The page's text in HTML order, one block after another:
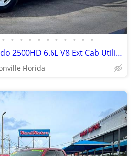
• • • • • • • • • • •
2020 Chevrolet Silverado 2500HD 6.6L V8 Ext Cab Utility Body Work Tru
Florida